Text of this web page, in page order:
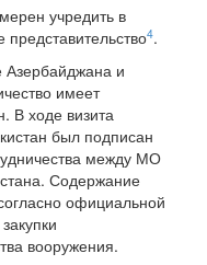
учредить в
4.
Азербайджана и
имеет
В ходе визита
был подписан
между МО
Содержание
официальной
вооружения.